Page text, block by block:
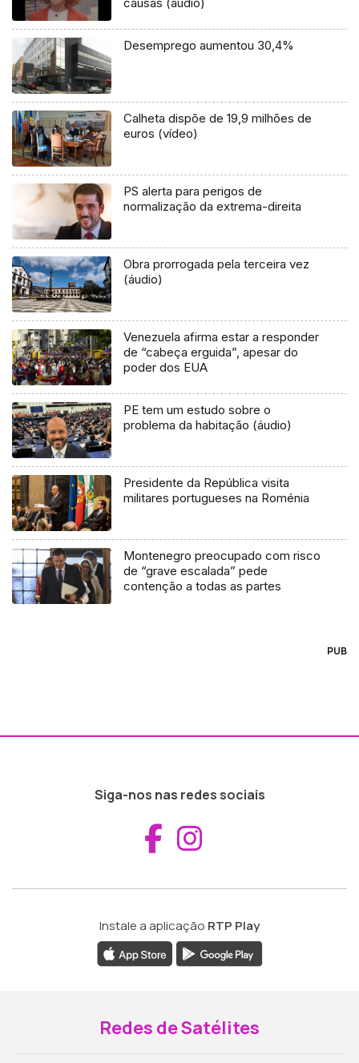
causas (áudio)
Desemprego aumentou 30,4%
Calheta dispõe de 19,9 milhões de
euros (vídeo)
PS alerta para perigos de
normalização da extrema-direita
Obra prorrogada pela terceira vez
(áudio)
Venezuela afirma estar a responder
de “cabeça erguida”, apesar do
poder dos EUA
PE tem um estudo sobre o
problema da habitação (áudio)
Presidente da República visita
militares portugueses na Roménia
Montenegro preocupado com risco
de “grave escalada” pede
contenção a todas as partes
PUB
Siga-nos nas redes sociais
Aceder ao
Instale a aplicação RTP Play
Redes de Satélites